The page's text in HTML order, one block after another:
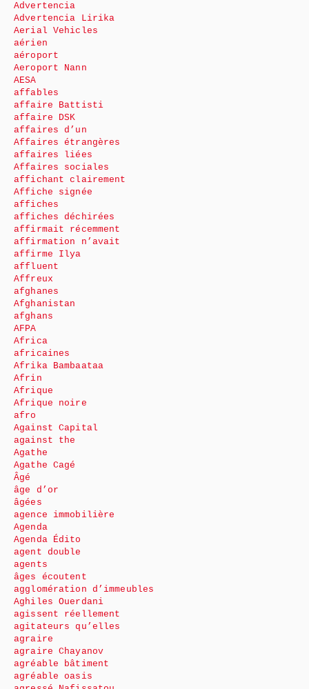
Advertencia
Advertencia Lirika
Aerial Vehicles
aérien
aéroport
Aeroport Nann
AESA
affables
affaire Battisti
affaire DSK
affaires d’un
Affaires étrangères
affaires liées
Affaires sociales
affichant clairement
Affiche signée
affiches
affiches déchirées
affirmait récemment
affirmation n’avait
affirme Ilya
affluent
Affreux
afghanes
Afghanistan
afghans
AFPA
Africa
africaines
Afrika Bambaataa
Afrin
Afrique
Afrique noire
afro
Against Capital
against the
Agathe
Agathe Cagé
Âgé
âge d’or
âgées
agence immobilière
Agenda
Agenda Édito
agent double
agents
âges écoutent
agglomération d’immeubles
Aghiles Ouerdani
agissent réellement
agitateurs qu’elles
agraire
agraire Chayanov
agréable bâtiment
agréable oasis